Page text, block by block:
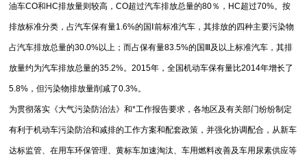
油车CO和HC排放量则较高，CO超过汽车排放总量的80％，HC超过70%。按
排放标准分类，占汽车保有量1.6%的国Ⅰ前标准汽车，其排放的四种主要污染物
占汽车排放总量的30.0%以上；而占保有量83.5%的国Ⅲ及以上标准汽车，其排
放量约为汽车排放总量的35.2%。2015年，全国机动车保有量比2014年增长了
5.8%，但污染物排放量削减了0.3%。
为贯彻落实《大气污染防治法》和*工作报告要求，各地区及有关部门纷纷制定
有利于机动车污染防治和减排的工作方案和配套政策，并强化协调配合，从新车
达标监管、在用车环保管理、黄标车加速淘汰、车用燃料改善及车用尿素供应等